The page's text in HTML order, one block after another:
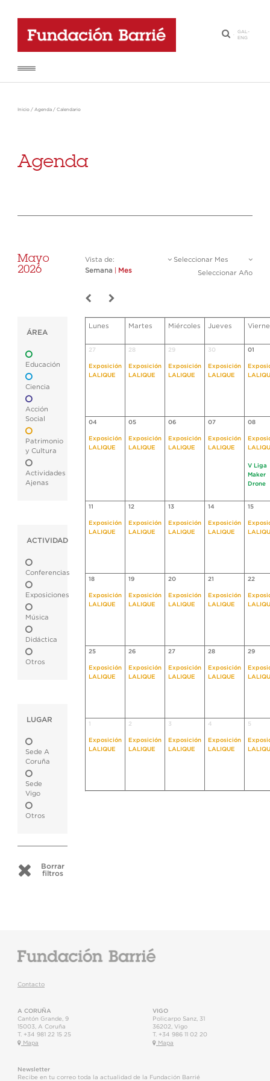
·
GAL-
ENG
Inicio / Agenda / Calendario
Agenda
Mayo
2026
Vista de:
Semana
Mes
Seleccionar Mes
Seleccionar Año
ÁREA
Educación
Ciencia
Acción
Social
Patrimonio
y Cultura
Actividades
Ajenas
ACTIVIDAD
Conferencias
Exposiciones
Música
Didáctica
Otros
LUGAR
Sede A
Coruña
Sede
Vigo
Otros
Borrar
filtros
Lunes Martes Miércoles Jueves
27
Exposición
LALIQUE
28
Exposición
LALIQUE
29
Exposición
LALIQUE
30
Exposición
LALIQUE
01
04
Exposición
LALIQUE
05
Exposición
LALIQUE
06
Exposición
LALIQUE
07
Exposición
LALIQUE
08
V Liga
Maker
Drone
11
Exposición
LALIQUE
12
Exposición
LALIQUE
13
Exposición
LALIQUE
14
Exposición
LALIQUE
15
18
Exposición
LALIQUE
19
Exposición
LALIQUE
20
Exposición
LALIQUE
21
Exposición
LALIQUE
22
25
Exposición
LALIQUE
26
Exposición
LALIQUE
27
Exposición
LALIQUE
28
Exposición
LALIQUE
29
Exposición
LALIQUE
2
Exposición
LALIQUE
3
Exposición
LALIQUE
4
Exposición
LALIQUE
5
Contacto
A CORUÑA
Cantón Grande, 9
15003
A Coruña
T. +34 981 22 15 25
Mapa
VIGO
Policarpo Sanz, 31
36202 Vigo
T. +34 986 11 02 20
Mapa
Newsletter
Recibe en tu correo toda la actualidad de la Fundación Barrié